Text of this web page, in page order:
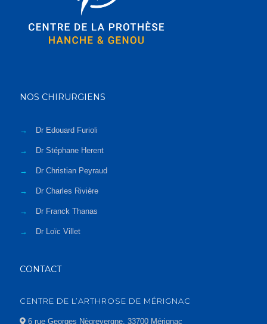
NOS CHIRURGIENS
→ Dr Edouard Furioli
→ Dr Stéphane Herent
→ Dr Christian Peyraud
→ Dr Charles Rivière
→ Dr Franck Thanas
→ Dr Loïc Villet
CONTACT
CENTRE DE L’ARTHROSE DE MÉRIGNAC
6 rue Georges Nègrevergne, 33700 Mérignac